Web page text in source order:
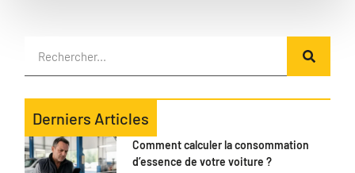
Derniers Articles
Comment calculer la consommation
d’essence de votre voiture ?